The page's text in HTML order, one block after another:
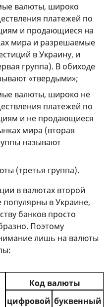
валюты, широко
платежей по
и продающиеся на
мира и разрешаемые
в Украину, и
группа). В обиходе
«твердыми»;
валюты, широко не
платежей по
и не продающиеся
мира (вторая
называют
(третья группа).
в валютах второй
популярны в Украине,
банков просто
Поэтому
лишь на валюты
Код валюты
цифровой буквенный